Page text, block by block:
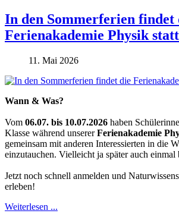
In den Sommerferien findet
Ferienakademie Physik
11. Mai 2026
Wann & Was?
Vom 06.07. bis 10.07.2026 haben
Klasse während unsererFerienakademie
gemeinsam mit anderen Interessierten in die
einzutauchen. Vielleicht ja später auch einmal
Jetzt noch schnell anmelden und
erleben!
Weiterlesen ...